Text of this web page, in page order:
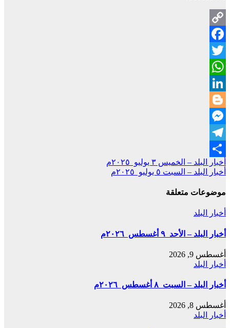
Copy
Link
Facebook
Twitter
WhatsApp
LinkedIn
Blogger
Messenger
Telegram
Share
تصفّح
المقالات
أخبار البلد – الخميس ٣ يوليو ٢٠٢٥م
أخبار البلد – السبت ٥ يوليو ٢٠٢٥م
موضوعات متعلقة
أخبار البلد
أخبار البلد – الأحد ٩ أغسطس ٢٠٢٦م
أغسطس 9, 2026
أخبار البلد
أخبار البلد – السبت ٨ أغسطس ٢٠٢٦م
أغسطس 8, 2026
أخبار البلد